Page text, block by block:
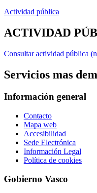
Actividad pública
ACTIVIDAD
Consultar actividad pública
Servicios mas
Información general
Contacto
Mapa web
Accesibilidad
Sede Electrónica
Información Legal
Política de cookies
Gobierno Vasco